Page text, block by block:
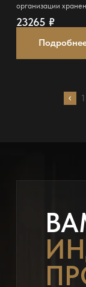
организации
23265 ₽
1